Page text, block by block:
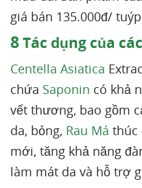
giá bán 135.000đ/
8Tác dụng của
Centella Asiatica
chứa Saponin có khả
vết thương, bao gồm
da, bỏng, Rau Má thúc
mới, tăng khả năng
làm mát da và hỗ trợ